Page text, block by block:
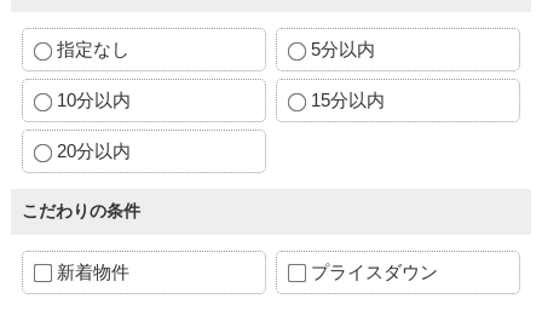
指定なし 5分以内
10分以内 15分以内
20分以内
こだわりの条件
新着物件 プライスダウン